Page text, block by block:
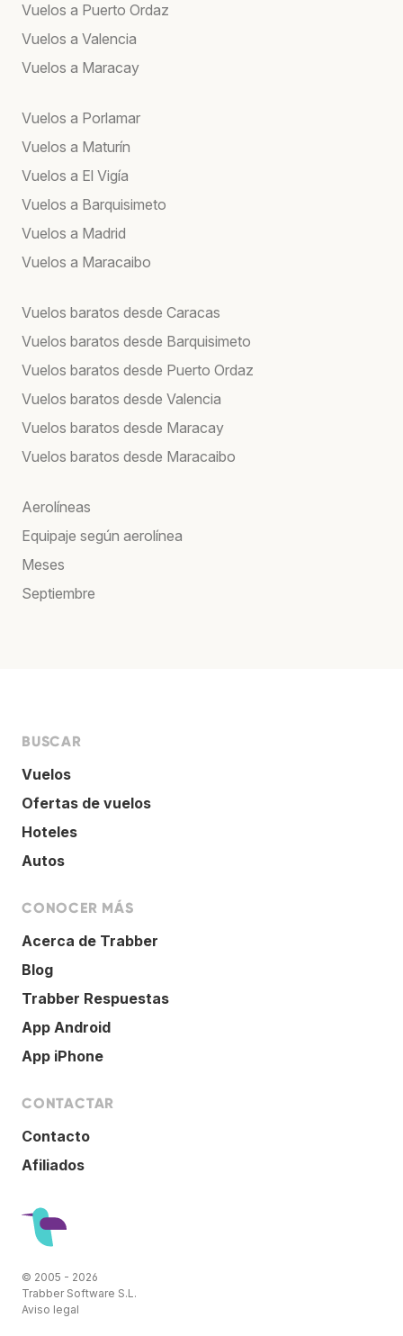
Vuelos a Puerto Ordaz
Vuelos a Valencia
Vuelos a Maracay
Vuelos a Porlamar
Vuelos a Maturín
Vuelos a El Vigía
Vuelos a Barquisimeto
Vuelos a Madrid
Vuelos a Maracaibo
Vuelos baratos desde Caracas
Vuelos baratos desde Barquisimeto
Vuelos baratos desde Puerto Ordaz
Vuelos baratos desde Valencia
Vuelos baratos desde Maracay
Vuelos baratos desde Maracaibo
Aerolíneas
Equipaje según aerolínea
Meses
Septiembre
BUSCAR
Vuelos
Ofertas de vuelos
Hoteles
Autos
CONOCER MÁS
Acerca de Trabber
Blog
Trabber Respuestas
App Android
App iPhone
CONTACTAR
Contacto
Afiliados
© 2005 - 2026
Trabber Software S.L.
Aviso legal